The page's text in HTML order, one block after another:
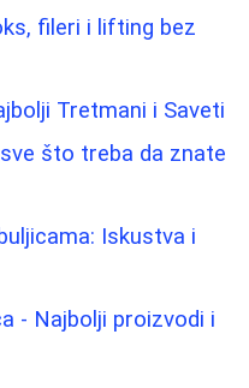
fileri i lifting bez
Tretmani i Saveti
što treba da znate
Iskustva i
- Najbolji proizvodi i